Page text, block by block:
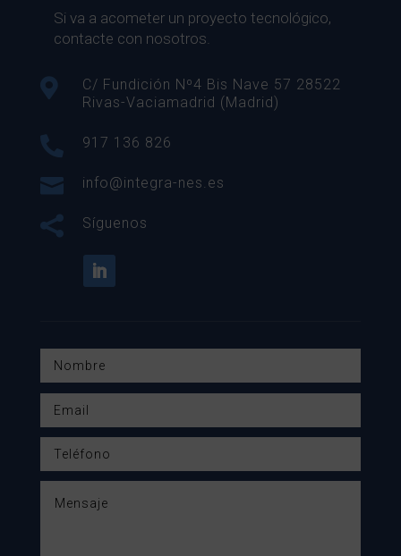
Si va a acometer un proyecto tecnológico,
contacte con nosotros.

C/ Fundición Nº4 Bis Nave 57 28522
Rivas-Vaciamadrid (Madrid)
 917 136 826
 info@integra-nes.es
 Síguenos